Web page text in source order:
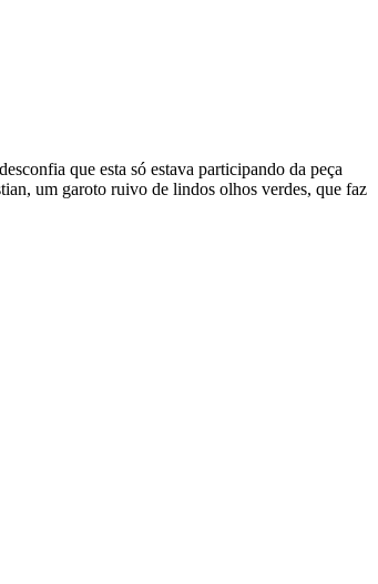
que esta só estava participando da peça
um garoto ruivo de lindos olhos verdes, que faz